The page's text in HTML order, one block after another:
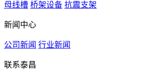
母线槽 桥架设备 抗震支架
新闻中心
公司新闻 行业新闻
联系泰昌